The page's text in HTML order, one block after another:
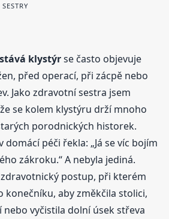
klystýrse často objevuje
před operací, při zácpě nebo
Jako zdravotní sestra jsem
se kolem klystýru drží mnoho
porodnických historek.
domácí péči řekla: „Já se víc bojím
zákroku.“ A nebyla jediná.
postup, při kterém
konečníku, aby změkčila stolici,
nebo vyčistila dolní úsek střeva